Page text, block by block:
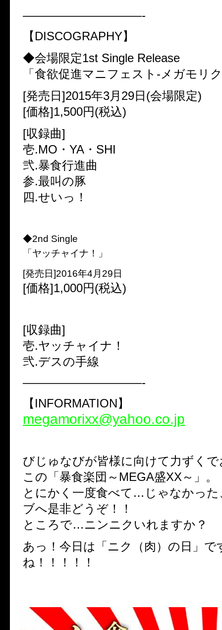
——————————-
【DISCOGRAPHY】
◆会場限定1st Single Release
「食欲促進マニフェスト-メガモリ
[発売日]2015年3月29日(会場限定)
[価格]1,500円(税込)
[収録曲]
壱.MO・YA・SHI
弐.暴食行進曲
参.最叫の豚
四.せいっ！
◆2nd Single
「ヤッチャイナ！」
[発売日]2016年4月29日
[価格]1,000円(税込)
[収録曲]
壱.ヤッチャイナ！
弐.デスの手線
——————————-
【INFORMATION】
megamorixx@yahoo.co.jp
びじゅなびが皆様に向けて力ずく
この「暴食楽団～MEGA盛XX～」。
とにかく一度食べて…じゃなかった
ブへ是非どうぞ！！
ところで…ニンニクいれますか？
あっ！今日は「ニク（肉）の日」で
ね！！！！！